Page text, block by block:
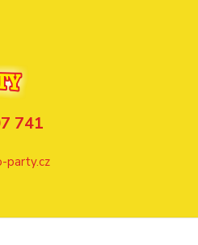
741
party.cz